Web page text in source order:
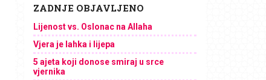
ZADNJE OBJAVLJENO
Lijenost vs. Oslonac na Allaha
Vjera je lahka i lijepa
5 ajeta koji donose smiraj u srce
vjernika